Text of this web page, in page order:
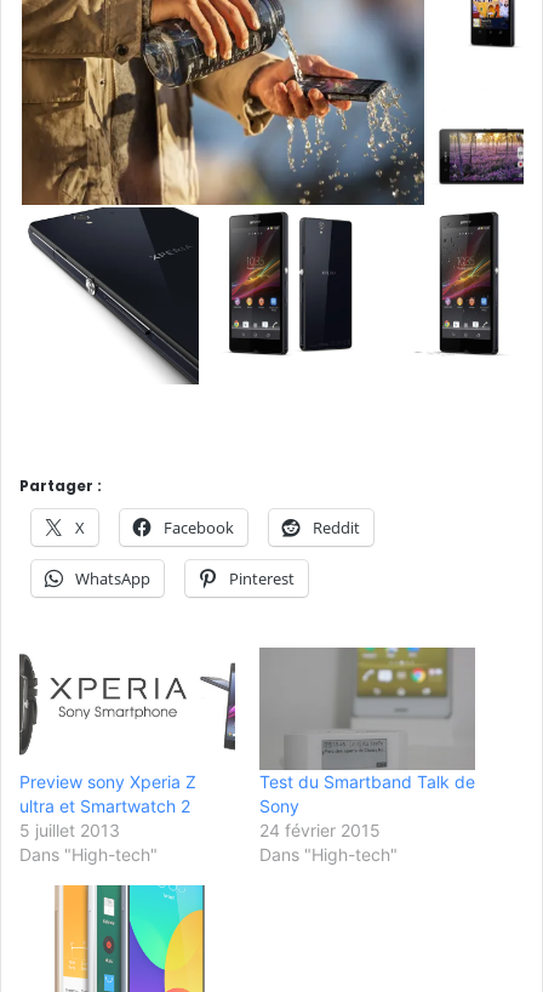
Partager :
X Facebook Reddit
WhatsApp Pinterest
Preview sony Xperia Z
ultra et Smartwatch 2
5 juillet 2013
Dans "High-tech"
Test du Smartband Talk de
Sony
24 février 2015
Dans "High-tech"